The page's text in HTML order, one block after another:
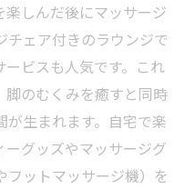
しんだ後にマッサージ
チェア付きのラウンジで
ビスも人気です。これ
脚のむくみを癒すと同時
が生まれます。自宅で楽
ーグッズやマッサージグ
フットマッサージ機）を